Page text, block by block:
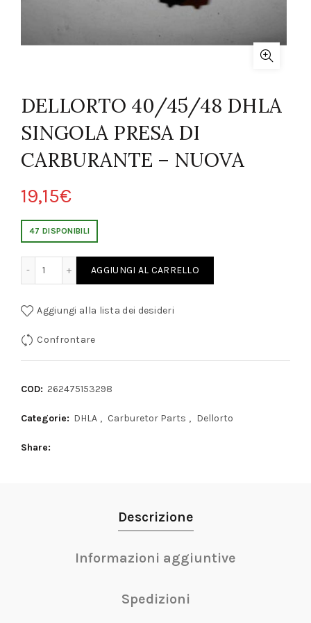
DELLORTO 40/45/48 DHLA
SINGOLA PRESA DI
CARBURANTE – NUOVA
19,15€
47 DISPONIBILI
AGGIUNGI AL CARRELLO
Aggiungi alla lista dei desideri
Confrontare
COD: 262475153298
Categorie: DHLA , Carburetor Parts , Dellorto
Share
Descrizione
Informazioni aggiuntive
Spedizioni